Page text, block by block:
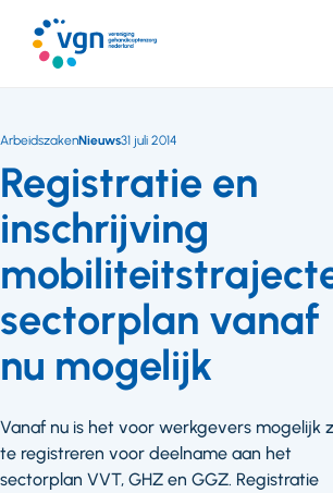
naar
hoofdinhoud
Registratie en
inschrijving
sectorplan vanaf
nu mogelijk
ArbeidszakenNieuws31 juli 2014
Vanaf nu is het voor werkgevers mogelijk
te registreren voor deelname aan het
sectorplan VVT, GHZ en GGZ. Registratie